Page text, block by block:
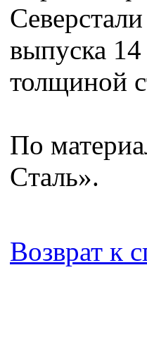
выпуска
толщиной
По
Cталь».
Возврат к